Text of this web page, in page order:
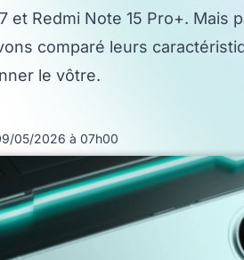
et Redmi Note 15 Pro+.
comparé leurs
le vôtre.
05/2026 à 07h00